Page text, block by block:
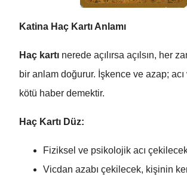
Katina Haç Kartı Anlamı
Haç kartı nerede açılırsa açılsın, her
bir anlam doğurur. İşkence ve azap; acı
kötü haber demektir.
Haç Kartı Düz:
Fiziksel ve psikolojik acı
Vicdan azabı çekilecek, kişinin